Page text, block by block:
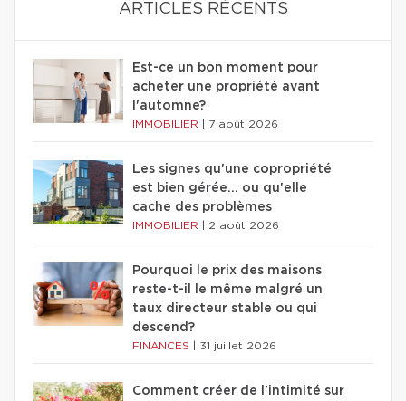
ARTICLES RÉCENTS
Est-ce un bon moment pour
acheter une propriété avant
l'automne?
IMMOBILIER 7 août 2026
Les signes qu'une copropriété
est bien gérée… ou qu'elle
cache des problèmes
IMMOBILIER 2 août 2026
Pourquoi le prix des maisons
reste-t-il le même malgré un
taux directeur stable ou qui
descend?
FINANCES 31 juillet 2026
Comment créer de l'intimité sur